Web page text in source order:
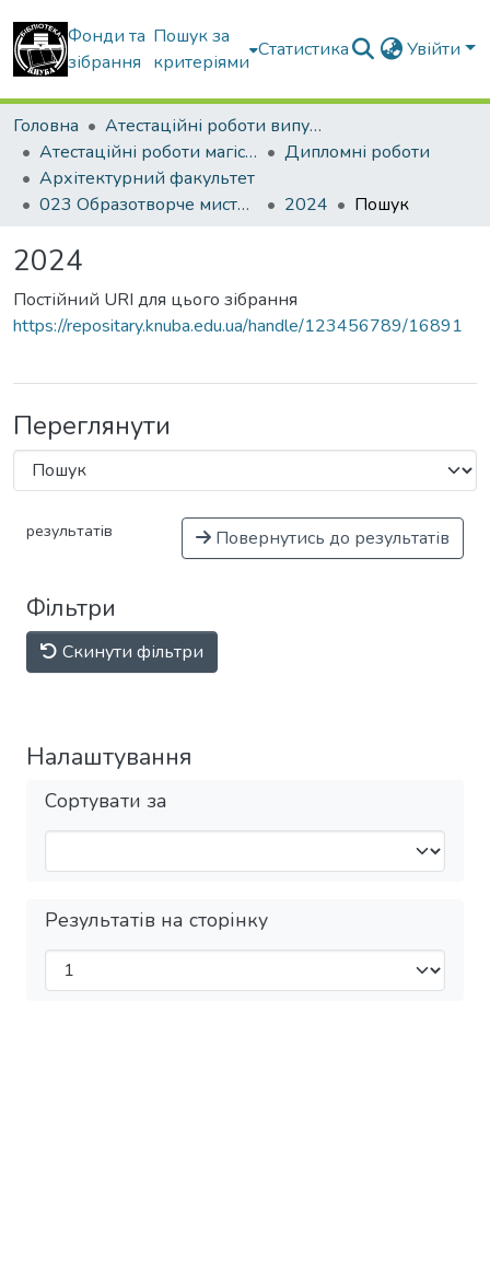
Фонди та
зібрання
Пошук за
критеріями
Статистика Увійти
Головна
Атестаційні роботи випускників
Атестаційні роботи магістрів
Дипломні роботи
Архітектурний факультет
023 Образотворче мистецтво, декор. мистецтво, реставрація. Художньо-декоративне оздоблення інтер’єру
2024 Пошук
2024
Постійний URI для цього зібрання
https://repositary.knuba.edu.ua/handle/123456789/16891
Переглянути
результатів Повернутись до результатів
Фільтри
Скинути фільтри
Налаштування
Сортувати за
Результатів на сторінку